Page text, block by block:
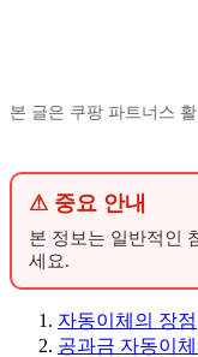
본 글은 쿠팡 파트너스
⚠ 중요 안내
본 정보는 일반적인
세요.
자동이체의 장점
공과금 자동이